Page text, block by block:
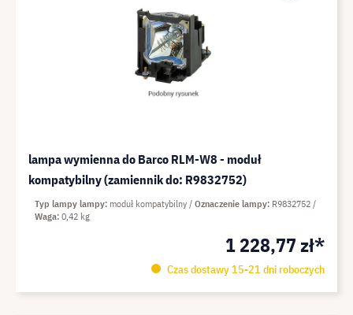
lampa wymienna do Barco RLM-W8 - moduł
kompatybilny (zamiennik do: R9832752)
1 228,77 zł*
Czas dostawy 15-21 dni roboczych
Typ lampy lampy moduł kompatybilny Oznaczenie lampy R9832752
Waga 0,42 kg